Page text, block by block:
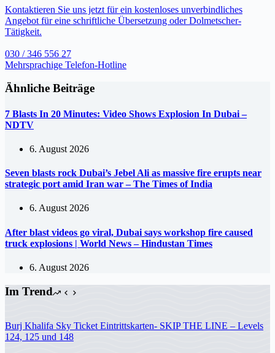
Kontaktieren Sie uns jetzt für ein kostenloses unverbindliches
Angebot für eine schriftliche Übersetzung oder Dolmetscher-
Tätigkeit.
030 / 346 556 27
Mehrsprachige Telefon-Hotline
Ähnliche Beiträge
7 Blasts In 20 Minutes: Video Shows Explosion In Dubai –
NDTV
6. August 2026
Seven blasts rock Dubai’s Jebel Ali as massive fire erupts near
strategic port amid Iran war – The Times of India
6. August 2026
After blast videos go viral, Dubai says workshop fire caused
truck explosions | World News – Hindustan Times
6. August 2026
Im Trend
Burj Khalifa Sky Ticket Eintrittskarten- SKIP THE LINE – Levels
124, 125 und 148